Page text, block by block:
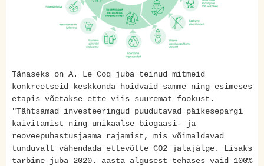
Tänaseks on A. Le Coq juba teinud mitmeid
konkreetseid keskkonda hoidvaid samme ning esimeses
etapis võetakse ette viis suuremat fookust.
"Tähtsamad investeeringud puudutavad päikesepargi
käivitamist ning unikaalse biogaasi- ja
reoveepuhastusjaama rajamist, mis võimaldavad
tunduvalt vähendada ettevõtte CO2 jalajälge. Lisaks
tarbime juba 2020. aasta algusest tehases vaid 100%